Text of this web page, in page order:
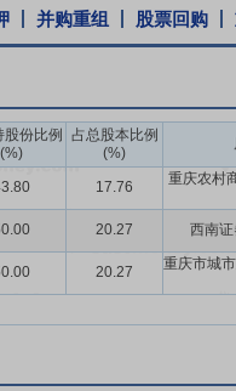
元。预计扣除成本和相关
并购重组 股票回购
股份比例
(%)
占总股本比例
(%)
17.76
重庆农村
20.27 西南证
20.27
重庆市城